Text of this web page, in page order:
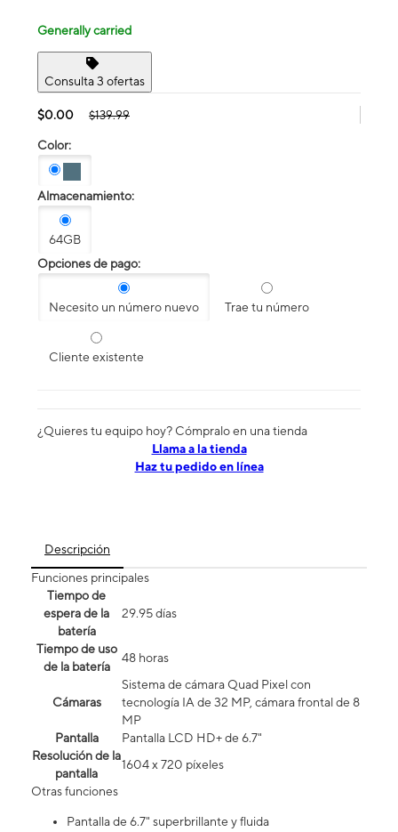
Generally carried
Consulta 3 ofertas
$0.00 $139.99
Color:
Almacenamiento:
64GB
Opciones de pago:
Necesito un número nuevo Trae tu número
Cliente existente
¿Quieres tu equipo hoy? Cómpralo en una tienda
​​​​​​​Llama a la tienda
Haz tu pedido en línea
Descripción
Funciones principales
Tiempo de
espera de la
batería
29.95 días
Tiempo de uso
de la batería
48 horas
Cámaras
Sistema de cámara Quad Pixel con
tecnología IA de 32 MP, cámara frontal de 8
MP
Pantalla
Pantalla LCD HD+ de 6.7"
Resolución de la
pantalla
1604 x 720 píxeles
Otras funciones
Pantalla de 6.7" superbrillante y fluida